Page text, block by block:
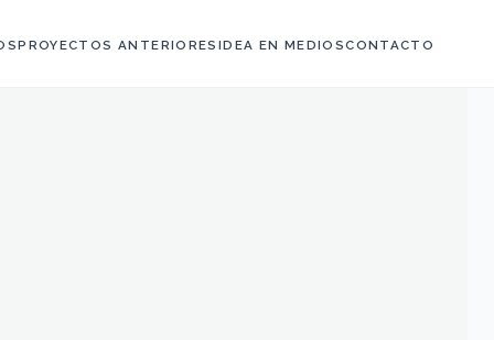
PROYECTOS ANTERIORES IDEA EN MEDIOSCONTACTO